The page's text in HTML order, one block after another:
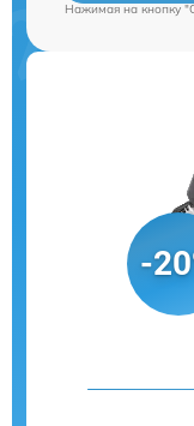
Нажимая на кнопку
-